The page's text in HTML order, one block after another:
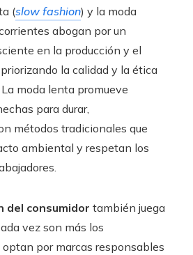
(slow fashion) y la moda
abogan por un
en la producción y el
la calidad y la ética
moda lenta promueve
para durar,
métodos tradicionales que
ambiental y respetan los
del consumidor también juega
vez son más los
optan por marcas responsables